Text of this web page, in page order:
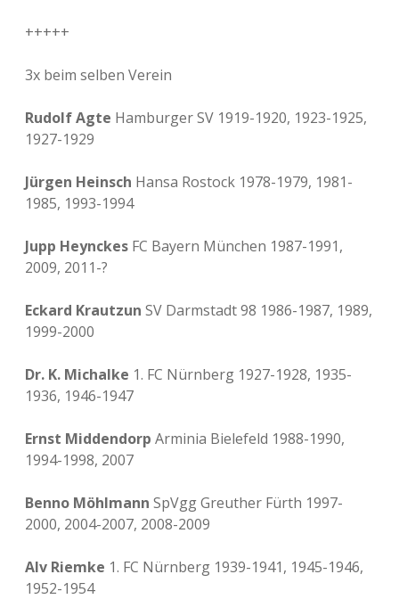
+++++
3x beim selben Verein
Rudolf Agte Hamburger SV 1919-1920, 1923-1925,
1927-1929
Jürgen Heinsch Hansa Rostock 1978-1979, 1981-
1985, 1993-1994
Jupp Heynckes FC Bayern München 1987-1991,
2009, 2011-?
Eckard Krautzun SV Darmstadt 98 1986-1987, 1989,
1999-2000
Dr. K. Michalke 1. FC Nürnberg 1927-1928, 1935-
1936, 1946-1947
Ernst Middendorp Arminia Bielefeld 1988-1990,
1994-1998, 2007
Benno Möhlmann SpVgg Greuther Fürth 1997-
2000, 2004-2007, 2008-2009
Alv Riemke 1. FC Nürnberg 1939-1941, 1945-1946,
1952-1954